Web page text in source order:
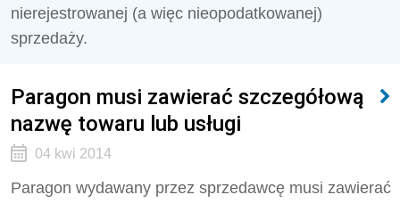
nierejestrowanej (a więc nieopodatkowanej)
sprzedaży.
Paragon musi zawierać szczegółową
nazwę towaru lub usługi
04 kwi 2014
Paragon wydawany przez sprzedawcę musi zawierać